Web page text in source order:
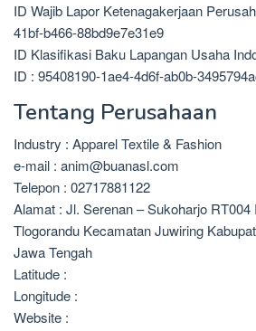
ID Wajib Lapor Ketenagakerjaan
41bf-b466-88bd9e7e31e9
ID Klasifikasi Baku Lapangan Usaha
ID : 95408190-1ae4-4d6f-ab0b-
Tentang Perusahaan
Industry : Apparel Textile & Fashion
e-mail : anim@buanasl.com
Telepon : 02717881122
Alamat : Jl. Serenan – Sukoharjo
Tlogorandu Kecamatan Juwiring
Jawa Tengah
Latitude :
Longitude :
Website :